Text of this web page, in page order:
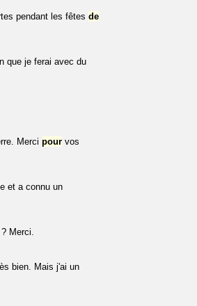
pendant les fêtes de
que je ferai avec du
Merci pour vos
et a connu un
Merci.
bien. Mais j'ai un